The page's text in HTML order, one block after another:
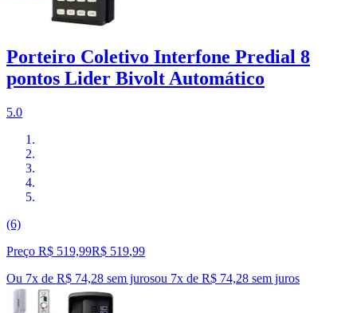
Porteiro Coletivo Interfone Predial 8
pontos Lider Bivolt Automático
5.0
(6)
Preço R$ 519,99R$ 519,99
Ou 7x de R$ 74,28 sem jurosou 7x de R$ 74,28 sem juros